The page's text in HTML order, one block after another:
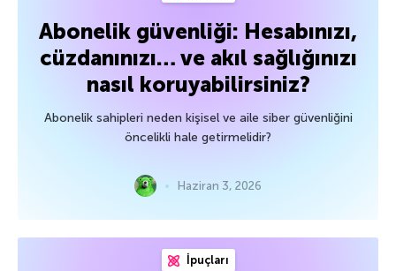
Abonelik güvenliği: Hesabınızı,
cüzdanınızı… ve akıl sağlığınızı
nasıl koruyabilirsiniz?
Abonelik sahipleri neden kişisel ve aile siber güvenliğini
öncelikli hale getirmelidir?
Haziran 3, 2026
İpuçları